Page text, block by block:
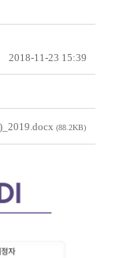
2018-11-23 15:39
(88.2KB)